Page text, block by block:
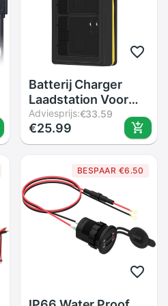
Batterij Charger
Laadstation Voor
Voor Arlo Pro 3/Pro
4/Ultra/Ultra 2/
Plus/ 4K Uhd
&#39;S
Adviesprijs:€33.59
€25.99
BESPAAR €6.50